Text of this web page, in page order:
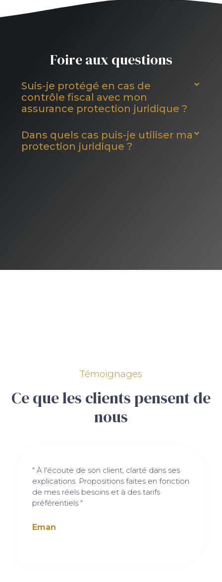
Foire aux questions
Suis-je protégé en cas de
contrôle fiscal avec mon
assurance protection juridique ?
Dans quels cas puis-je utiliser ma
protection juridique ?
Témoignages
Ce que les clients pensent de
nous
" À l'écoute de son client, clarté dans ses
explications. Propositions faites en fonction
de mes réels besoins et à des tarifs
préférentiels "
Eman